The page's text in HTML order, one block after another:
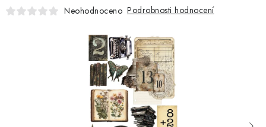
MOJE OBJEDNÁVKA
Neohodnoceno Podrobnosti hodnocení